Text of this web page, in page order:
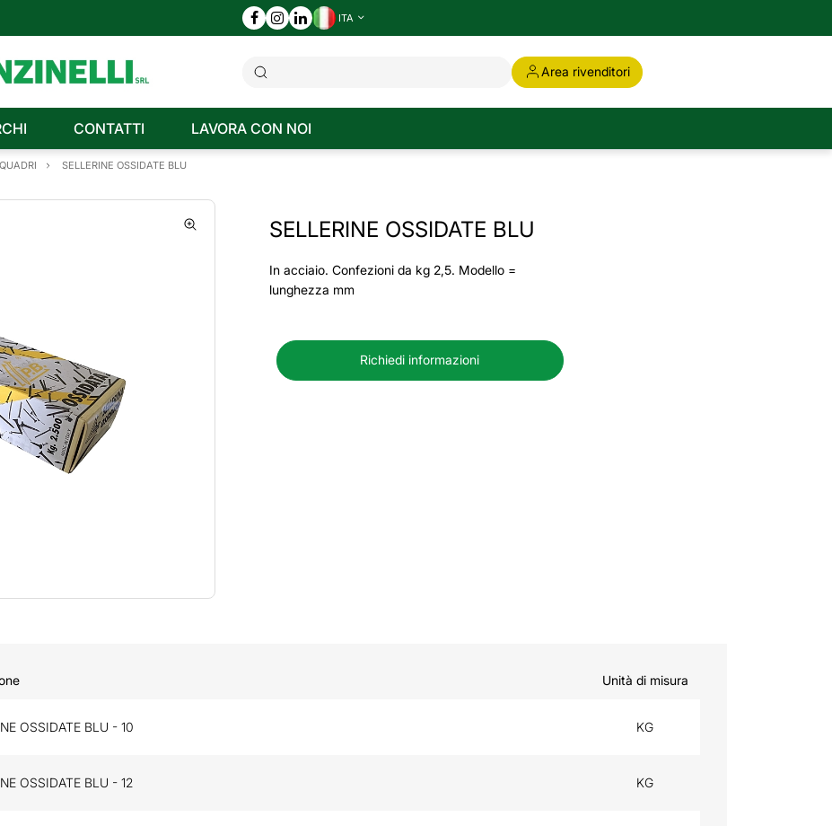
ITA
Area rivenditori
CONTATTI LAVORA CON NOI
SELLERINE OSSIDATE BLU
SELLERINE OSSIDATE BLU
In acciaio. Confezioni da kg 2,5. Modello =
lunghezza mm
Richiedi informazioni
Unità di misura
OSSIDATE BLU - 10 KG
OSSIDATE BLU - 12 KG